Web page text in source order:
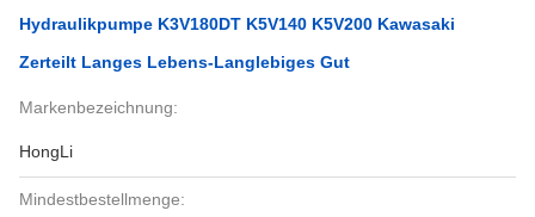
Hydraulikpumpe K3V180DT K5V140 K5V200 Kawasaki
Zerteilt Langes Lebens-Langlebiges Gut
Markenbezeichnung:
HongLi
Mindestbestellmenge: